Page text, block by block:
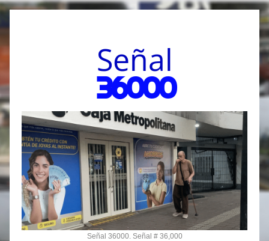
Señal
36000
Señal 36000. Señal # 36,000